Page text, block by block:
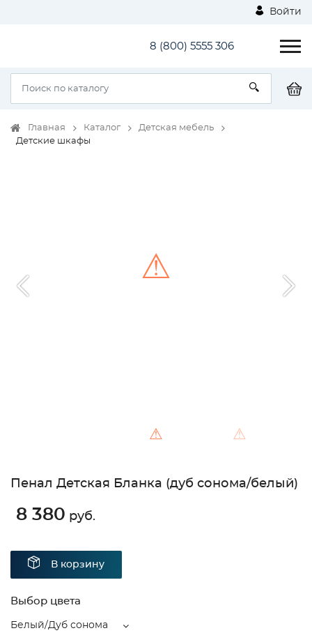
Войти
8 (800) 5555 306
Главная Каталог
Детская мебель
Детские шкафы
⚠ ⚠
⚠
Пенал Детская Бланка (дуб сонома/белый)
8 380 руб.
В корзину
Выбор цвета
Белый/Дуб сонома